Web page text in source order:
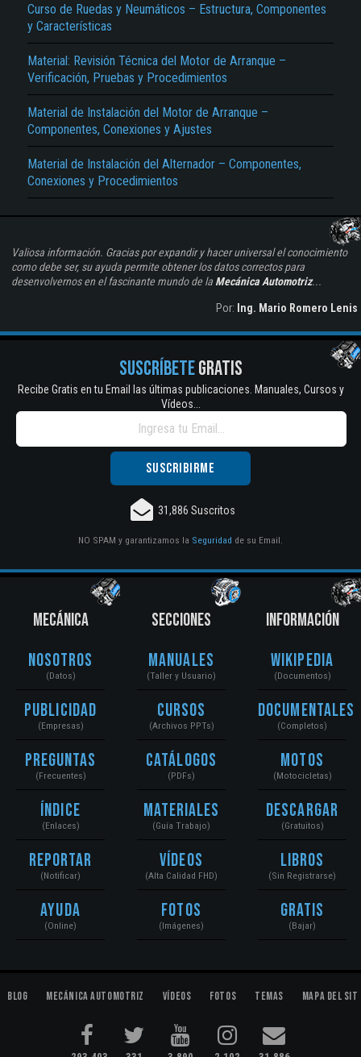
Curso de Ruedas y Neumáticos – Estructura, Componentes
y Características
Material: Revisión Técnica del Motor de Arranque –
Verificación, Pruebas y Procedimientos
Material de Instalación del Motor de Arranque –
Componentes, Conexiones y Ajustes
Material de Instalación del Alternador – Componentes,
Conexiones y Procedimientos
Valiosa información. Gracias por expandir y hacer universal el conocimiento
como debe ser, su ayuda permite obtener los datos correctos para
desenvolvernos en el fascinante mundo de la Mecánica Automotriz...
Por: Ing. Mario Romero Lenis
SUSCRÍBETEGRATIS
Recibe Gratis en tu Email las últimas publicaciones. Manuales, Cursos y
Vídeos...
31,886 Suscritos
NO SPAM y garantizamos la Seguridad de su Email.
MECÁNICA
Nosotros
(Datos)
Publicidad
(Empresas)
Preguntas
(Frecuentes)
Índice
(Enlaces)
Reportar
(Notificar)
Ayuda
(Online)
SECCIONES
Manuales
(Taller y Usuario)
Cursos
(Archivos PPTs)
Catálogos
(PDFs)
Materiales
(Guía Trabajo)
Vídeos
(Alta Calidad FHD)
Fotos
(Imágenes)
INFORMACIÓN
Wikipedia
(Documentos)
Documentales
(Completos)
Motos
(Motocicletas)
Descargar
(Gratuitos)
Libros
(Sin Registrarse)
Gratis
(Bajar)
Blog Mecánica Automotriz Vídeos Fotos Temas Mapa del